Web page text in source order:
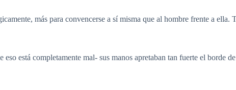
más para convencerse a sí misma que al hombre frente a
está completamente mal- sus manos apretaban tan fuerte el borde